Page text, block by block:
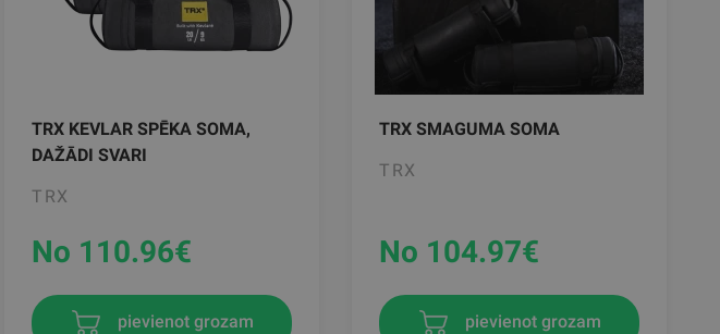
TRX KEVLAR SPĒKA SOMA,
DAŽĀDI SVARI
TRX
No 110.96€
pievienot grozam
TRX SMAGUMA SOMA
TRX
No 104.97€
pievienot grozam